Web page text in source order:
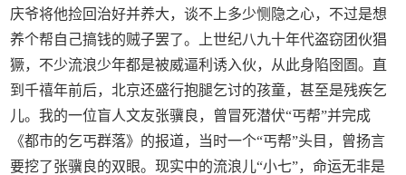
庆爷将他捡回治好并养大，谈不上多少恻隐之心，不过是想
养个帮自己搞钱的贼子罢了。上世纪八九十年代盗窃团伙猖
獗，不少流浪少年都是被威逼利诱入伙，从此身陷囹圄。直
到千禧年前后，北京还盛行抱腿乞讨的孩童，甚至是残疾乞
儿。我的一位盲人文友张骥良，曾冒死潜伏“丐帮”并完成
《都市的乞丐群落》的报道，当时一个“丐帮”头目，曾扬言
要挖了张骥良的双眼。现实中的流浪儿“小七”，命运无非是